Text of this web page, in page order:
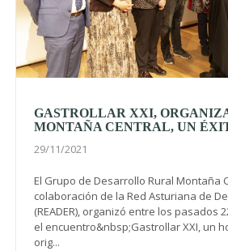
GASTROLLAR XXI,
MONTAÑA CENTRAL, UN
29/11/2021
El Grupo de Desarrollo Rural Montaña
colaboración de la Red Asturiana de
(READER), organizó entre los pasados
el encuentro&nbsp;Gastrollar XXI, un
orig...